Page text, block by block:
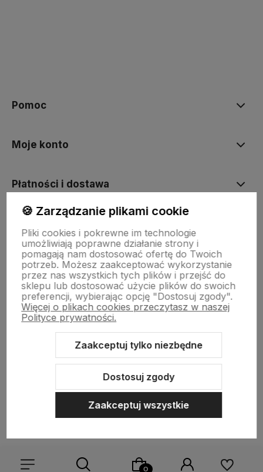
Pomoc
Moje konto
Płatności i dostawa
O nas
Sklep internetowy Shoper.pl Szablon Shoper Modern 3.0™
🍪 Zarządzanie plikami cookie
Pliki cookies i pokrewne im technologie
umożliwiają poprawne działanie strony i
pomagają nam dostosować ofertę do Twoich
potrzeb. Możesz zaakceptować wykorzystanie
przez nas wszystkich tych plików i przejść do
sklepu lub dostosować użycie plików do swoich
preferencji, wybierając opcję "Dostosuj zgody".
Więcej o plikach cookies przeczytasz w naszej
Polityce prywatności.
Zaakceptuj tylko niezbędne
Dostosuj zgody
Zaakceptuj wszystkie